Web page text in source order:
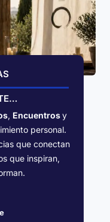
, Encuentrosy
personal.
que conectan
que inspiran,